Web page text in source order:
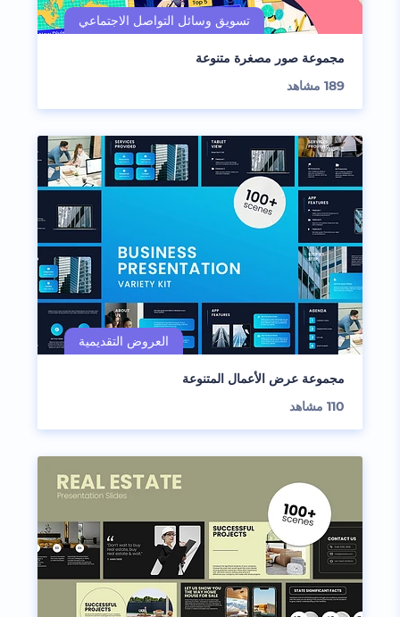
مجموعة صور مصغرة متنوعة
189 مشاهد
مجموعة عرض الأعمال المتنوعة
110 مشاهد